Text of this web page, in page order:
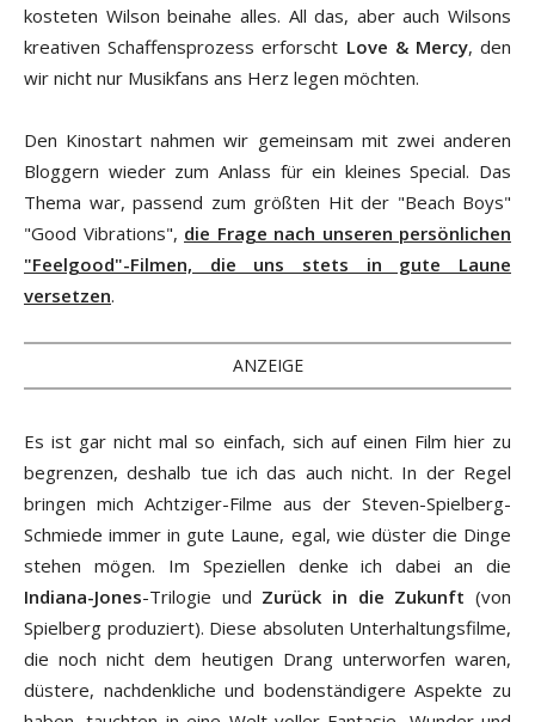
kosteten Wilson beinahe alles. All das, aber auch Wilsons
kreativen Schaffensprozess erforscht Love & Mercy, den
wir nicht nur Musikfans ans Herz legen möchten.
Den Kinostart nahmen wir gemeinsam mit zwei anderen
Bloggern wieder zum Anlass für ein kleines Special. Das
Thema war, passend zum größten Hit der "Beach Boys"
"Good Vibrations", die Frage nach unseren persönlichen
"Feelgood"-Filmen, die uns stets in gute Laune
versetzen.
ANZEIGE
Es ist gar nicht mal so einfach, sich auf einen Film hier zu
begrenzen, deshalb tue ich das auch nicht. In der Regel
bringen mich Achtziger-Filme aus der Steven-Spielberg-
Schmiede immer in gute Laune, egal, wie düster die Dinge
stehen mögen. Im Speziellen denke ich dabei an die
Indiana-Jones-Trilogie und Zurück in die Zukunft (von
Spielberg produziert). Diese absoluten Unterhaltungsfilme,
die noch nicht dem heutigen Drang unterworfen waren,
düstere, nachdenkliche und bodenständigere Aspekte zu